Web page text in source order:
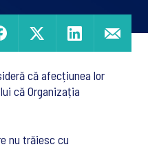
că afecțiunea lor
că Organizația
nu trăiesc cu